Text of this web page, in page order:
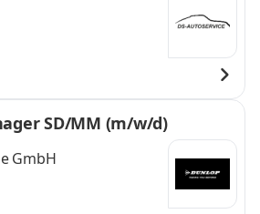
SD/MM (m/w/d)
GmbH